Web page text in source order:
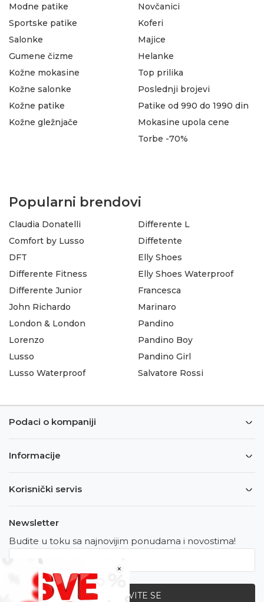
×
Modne patike
Sportske patike
Salonke
Gumene čizme
Novčanici
Koferi
Majice
Helanke
Kožne mokasine
Kožne salonke
Kožne patike
Kožne gležnjače
Top prilika
Poslednji brojevi
Patike od 990 do 1990 din
Mokasine upola cene
Torbe -70%
Popularni brendovi
Claudia Donatelli
Comfort by Lusso
DFT
Differente Fitness
Differente Junior
Differente L
Diffetente
Elly Shoes
Elly Shoes Waterproof
Francesca
John Richardo
London & London
Lorenzo
Lusso
Lusso Waterproof
Marinaro
Pandino
Pandino Boy
Pandino Girl
Salvatore Rossi
Podaci o kompaniji
Informacije
Korisnički servis
Newsletter
Budite u toku sa najnovijim ponudama i novostima!
PRIJAVITE SE